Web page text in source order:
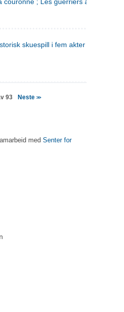
couronne ; Les guerriers a Helgeland
skuespill i fem akter
93 Neste>>
med Senter for